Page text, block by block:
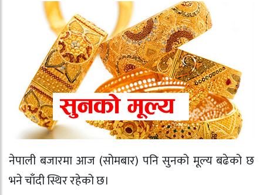
नेपाली बजारमा आज (सोमबार) पनि सुनको मूल्य बढेको छ
भने चाँदी स्थिर रहेको छ।